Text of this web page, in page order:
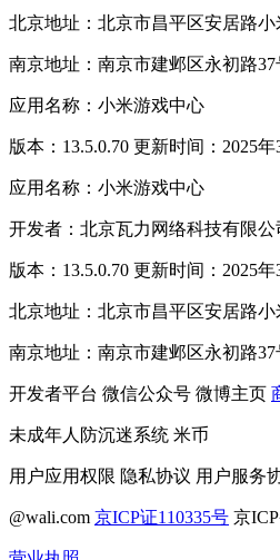
北京地址：北京市昌平区安居路小
南京地址：南京市建邺区永初路
应用名称：小米游戏中心
版本：13.5.0.70 更新时间：2025年
应用名称：小米游戏中心
开发者：北京瓦力网络科技有限公
版本：13.5.0.70 更新时间：2025年
北京地址：北京市昌平区安居路小
南京地址：南京市建邺区永初路
开发者平台 微信公众号 微博主页
未成年人防沉迷系统 米币
用户应用权限 隐私协议 用户服务
@wali.com 京ICP证110335号 京